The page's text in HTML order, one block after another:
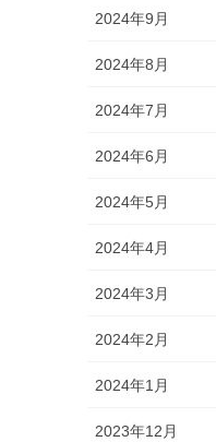
2024年9月
2024年8月
2024年7月
2024年6月
2024年5月
2024年4月
2024年3月
2024年2月
2024年1月
2023年12月